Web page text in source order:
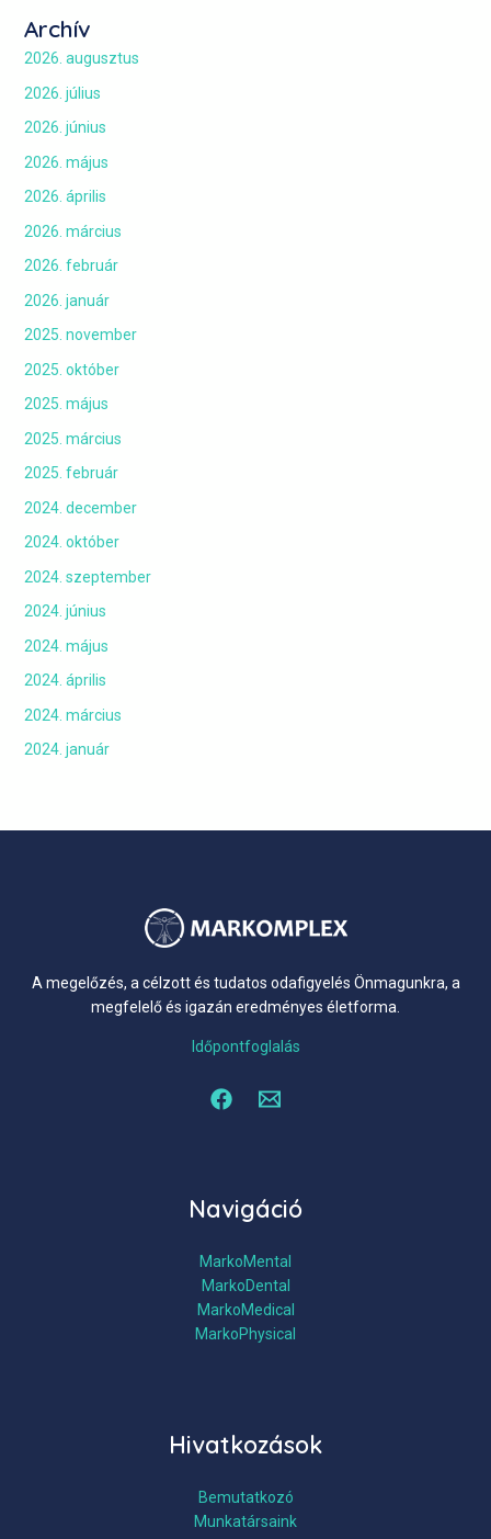
Archív
2026. augusztus
2026. július
2026. június
2026. május
2026. április
2026. március
2026. február
2026. január
2025. november
2025. október
2025. május
2025. március
2025. február
2024. december
2024. október
2024. szeptember
2024. június
2024. május
2024. április
2024. március
2024. január
A megelőzés, a célzott és tudatos odafigyelés Önmagunkra, a
megfelelő és igazán eredményes életforma.
Időpontfoglalás
Navigáció
MarkoMental
MarkoDental
MarkoMedical
MarkoPhysical
Hivatkozások
Bemutatkozó
Munkatársaink